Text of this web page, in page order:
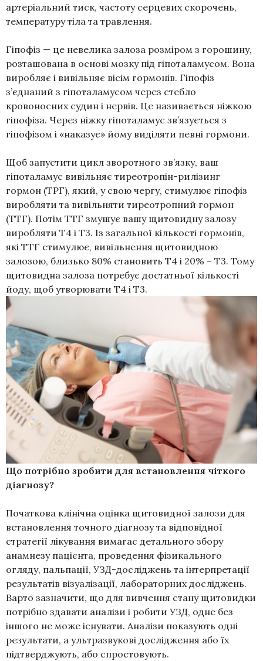
артеріальний тиск, частоту серцевих скорочень,
температуру тіла та травлення.
Гіпофіз — це невелика залоза розміром з горошину,
розташована в основі мозку під гіпоталамусом. Вона
виробляє і вивільняє вісім гормонів. Гіпофіз
з’єднаний з гіпоталамусом через стебло
кровоносних судин і нервів. Це називається ніжкою
гіпофіза. Через ніжку гіпоталамус зв’язується з
гіпофізом і «наказує» йому виділяти певні гормони.
Щоб запустити цикл зворотного зв’язку, ваш
гіпоталамус вивільняє тиреотропін-рилізинг
гормон (ТРГ), який, у свою чергу, стимулює гіпофіз
виробляти та вивільняти тиреотропний гормон
(ТТГ). Потім ТТГ змушує вашу щитовидну залозу
виробляти Т4 і Т3. Із загальної кількості гормонів,
які ТТГ стимулює, вивільнення щитовидною
залозою, близько 80% становить Т4 і 20% – Т3. Тому
щитовидна залоза потребує достатньої кількості
йоду, щоб утворювати Т4 і Т3.
Що потрібно зробити для встановлення чіткого
діагнозу?
Початкова клінічна оцінка щитовидної залози для
встановлення точного діагнозу та відповідної
стратегії лікування вимагає детального збору
анамнезу пацієнта, проведення фізикального
огляду, пальпації, УЗД-досліджень та інтерпретації
результатів візуалізації, лабораторних досліджень.
Варто зазначити, що для вивчення стану щитовидки
потрібно здавати аналізи і робити УЗД, одне без
іншого не може існувати. Аналізи показують одні
результати, а ультразвукові дослідження або їх
підтверджують, або спростовують.